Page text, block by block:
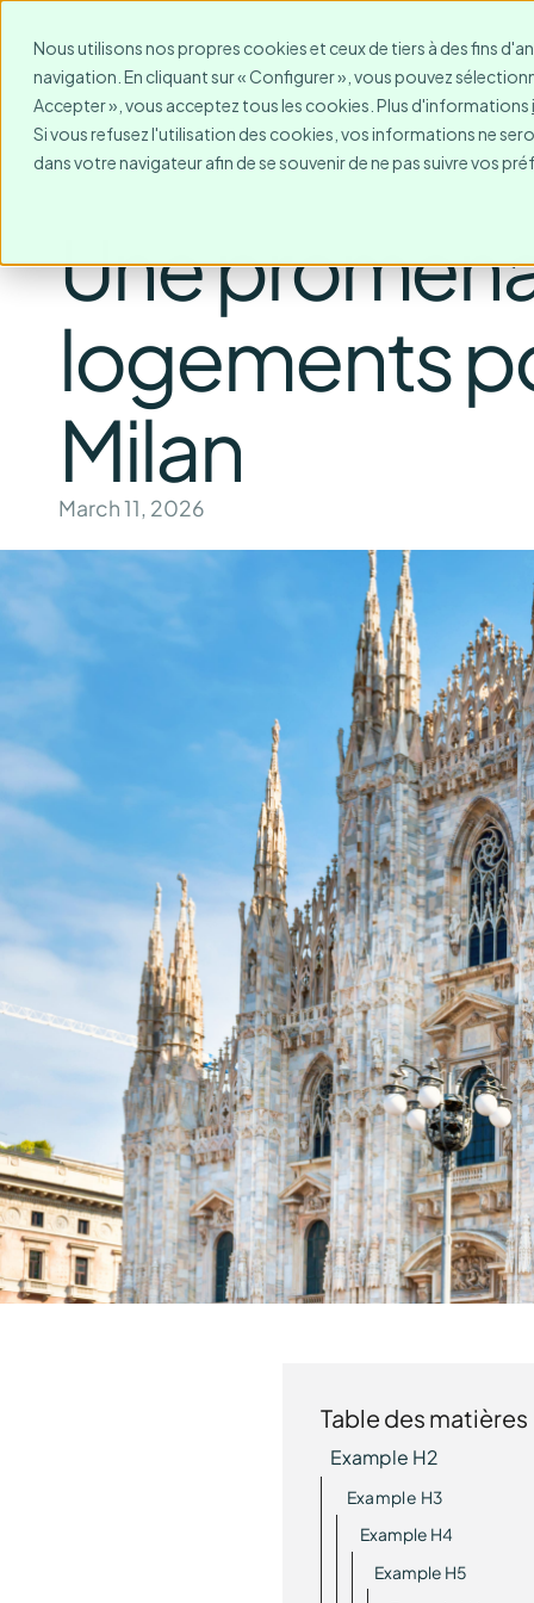
Nous utilisons nos propres cookies et ceux de tiers à des fins
navigation. En cliquant sur « Configurer », vous pouvez
Accepter », vous acceptez tous les cookies. Plus d'informations
Si vous refusez l'utilisation des cookies, vos informations ne
dans votre navigateur afin de se souvenir de ne pas suivre vos
Pour qui? Destinations
Une
logements
Milan
March 11, 2026
Table des matières
Example H2
Example H3
Example H4
Example H5